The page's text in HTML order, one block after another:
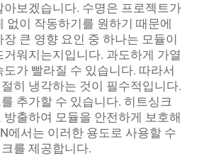
아보겠습니다. 수명은 프로젝트가
없이 작동하기를 원하기 때문에
큰 영향 요인 중 하나는 모듈이
워지는지입니다. 과도하게 가열
가 빨라질 수 있습니다. 따라서
히 냉각하는 것이 필수적입니다.
추가할 수 있습니다. 히트싱크
출하여 모듈을 안전하게 보호해
에서는 이러한 용도로 사용할 수
를 제공합니다.